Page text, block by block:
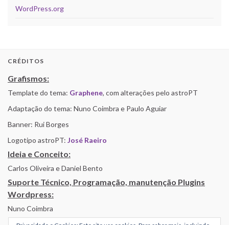
WordPress.org
CRÉDITOS
Grafismos:
Template do tema: Graphene, com alterações pelo astroPT
Adaptação do tema: Nuno Coimbra e Paulo Aguiar
Banner: Rui Borges
Logotipo astroPT: José Raeiro
Ideia e Conceito:
Carlos Oliveira e Daniel Bento
Suporte Técnico, Programação, manutenção Plugins
Wordpress:
Nuno Coimbra